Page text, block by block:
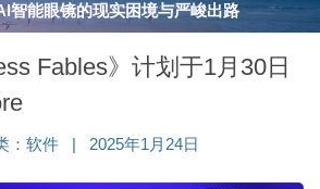
智能眼镜的现实困境与严峻出路
Fables》计划于1月30日
： 软件 2025年1月24日